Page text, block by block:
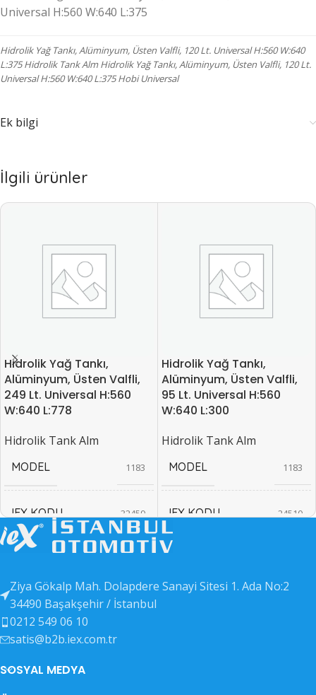
Universal H:560 W:640 L:375
Hidrolik Yağ Tankı, Alüminyum, Üsten Valfli, 120 Lt. Universal H:560 W:640
L:375 Hidrolik Tank Alm Hidrolik Yağ Tankı, Alüminyum, Üsten Valfli, 120 Lt.
Universal H:560 W:640 L:375 Hobi Universal
Ek bilgi
İlgili ürünler
Hidrolik Yağ Tankı,
Alüminyum, Üsten Valfli,
249 Lt. Universal H:560
W:640 L:778
Hidrolik Tank Alm
MODEL 1183
IEX KODU 32459
Hidrolik Yağ Tankı,
Alüminyum, Üsten Valfli,
95 Lt. Universal H:560
W:640 L:300
Hidrolik Tank Alm
MODEL 1183
IEX KODU 24510
Ziya Gökalp Mah. Dolapdere Sanayi Sitesi 1. Ada No:2
34490 Başakşehir / İstanbul
0212 549 06 10
satis@b2b.iex.com.tr
SOSYAL MEDYA